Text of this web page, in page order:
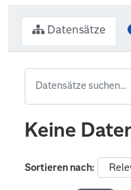
Datensätze
Keine
Sortieren nach